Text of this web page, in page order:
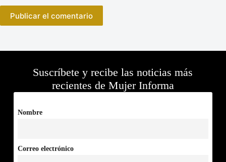
Publicar el comentario
Suscríbete y recibe las noticias más
recientes de Mujer Informa
Nombre
Correo electrónico